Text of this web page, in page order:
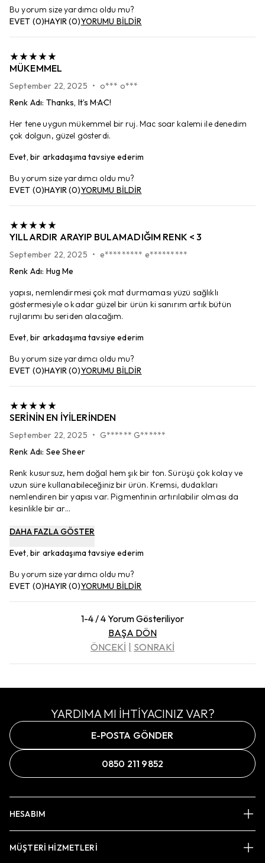
Bu yorum size yardımcı oldu mu?
EVET (0)HAYIR(0)YORUMU BİLDİR
MÜKEMMEL
September 22, 2025 • o*** o***
Renk Adı: Thanks, It’s M·A·C!
Her tene uygun mükemmel bir ruj. Mac soar kalemi ile denedim
çok dolgun, güzel gösterdi.
Evet, bir arkadaşıma tavsiye ederim
Bu yorum size yardımcı oldu mu?
EVET (0)HAYIR(0)YORUMU BİLDİR
YILLARDIR ARAYIP BULAMADIĞIM RENK < 3
September 22, 2025 • e********* e*********
Renk Adı: Hug Me
yapısı, nemlendirmesi çok mat durmaması yüzü sağlıklı
göstermesiyle o kadar güzel bir ürün ki sanırım artık bütün
rujlarımı bu seriden alacağım.
Evet, bir arkadaşıma tavsiye ederim
Bu yorum size yardımcı oldu mu?
EVET (0)HAYIR(0)YORUMU BİLDİR
SERININ EN IYILERINDEN
September 22, 2025 • G****** G******
Renk Adı: See Sheer
Renk kusursuz, hem doğal hem şık bir ton. Sürüşü çok kolay ve
uzun süre kullanabileceğiniz bir ürün. Kremsi, dudakları
nemlendiren bir yapısı var. Pigmentinin artırılabilir olması da
kesinlikle bir ar...
DAHA FAZLA GÖSTER
Evet, bir arkadaşıma tavsiye ederim
Bu yorum size yardımcı oldu mu?
EVET (0)HAYIR(0)YORUMU BİLDİR
1-4 / 4 Yorum Gösteriliyor
BAŞA DÖN
ÖNCEKİ
SONRAKİ
YARDIMA MI İHTİYACINIZ VAR?
E-POSTA GÖNDER
0850 211 9852
HESABIM
MÜŞTERİ HİZMETLERİ